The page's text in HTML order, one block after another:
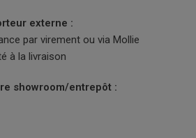
externe :
par virement ou via Mollie
à la livraison
showroom/entrepôt :